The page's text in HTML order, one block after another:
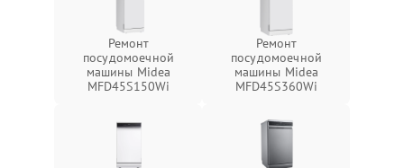
Ремонт
посудомоечной
машины Midea
MFD45S150Wi
Ремонт
посудомоечной
машины Midea
MFD45S360Wi